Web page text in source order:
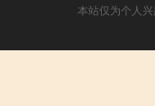
本站仅为个人